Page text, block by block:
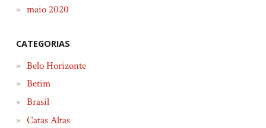
maio 2020
CATEGORIAS
Belo Horizonte
Betim
Brasil
Catas Altas